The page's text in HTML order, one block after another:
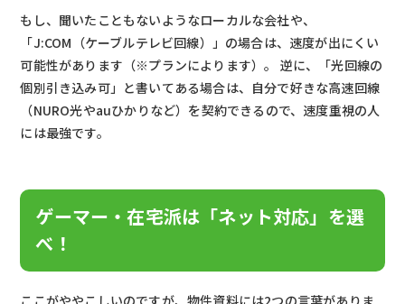
もし、聞いたこともないようなローカルな会社や、
「J:COM（ケーブルテレビ回線）」の場合は、速度が出にくい
可能性があります（※プランによります）。 逆に、「光回線の
個別引き込み可」と書いてある場合は、自分で好きな高速回線
（NURO光やauひかりなど）を契約できるので、速度重視の人
には最強です。
ゲーマー・在宅派は「ネット対応」を選
べ！
ここがややこしいのですが、物件資料には2つの言葉がありま